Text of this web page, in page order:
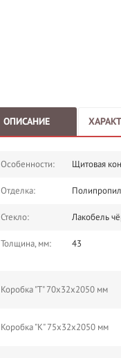
ОПИСАНИЕ
Особенности: Щитовая
Отделка:
Стекло: Лакобель
Толщина, мм: 43
Коробка "Т" 70х32х2050 мм
Коробка "К" 75х32х2050 мм